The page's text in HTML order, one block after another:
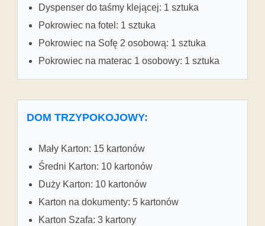
Dyspenser do taśmy klejącej: 1 sztuka
Pokrowiec na fotel: 1 sztuka
Pokrowiec na Sofę 2 osobową: 1 sztuka
Pokrowiec na materac 1 osobowy: 1 sztuka
DOM TRZYPOKOJOWY:
Mały Karton: 15 kartonów
Średni Karton: 10 kartonów
Duży Karton: 10 kartonów
Karton na dokumenty: 5 kartonów
Karton Szafa: 3 kartony